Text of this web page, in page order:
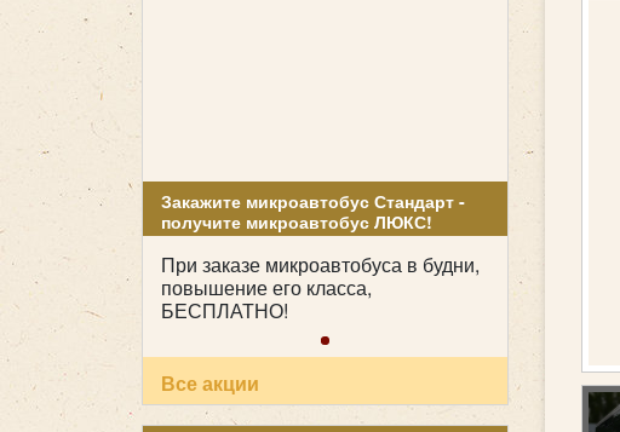
Закажите микроавтобус Стандарт -
получите микроавтобус ЛЮКС!
При заказе микроавтобуса в будни,
повышение его класса,
БЕСПЛАТНО!
Все акции